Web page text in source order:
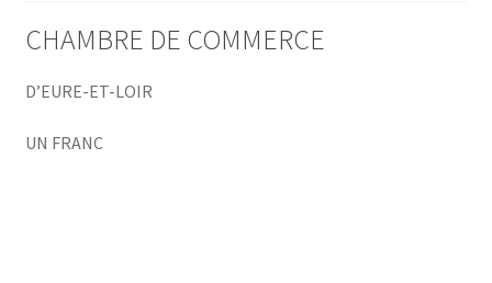
CHAMBRE DE COMMERCE
D’EURE-ET-LOIR
UN FRANC